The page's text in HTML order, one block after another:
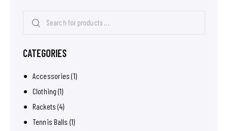
CATEGORIES
Accessories (1)
Clothing (1)
Rackets (4)
Tennis Balls (1)